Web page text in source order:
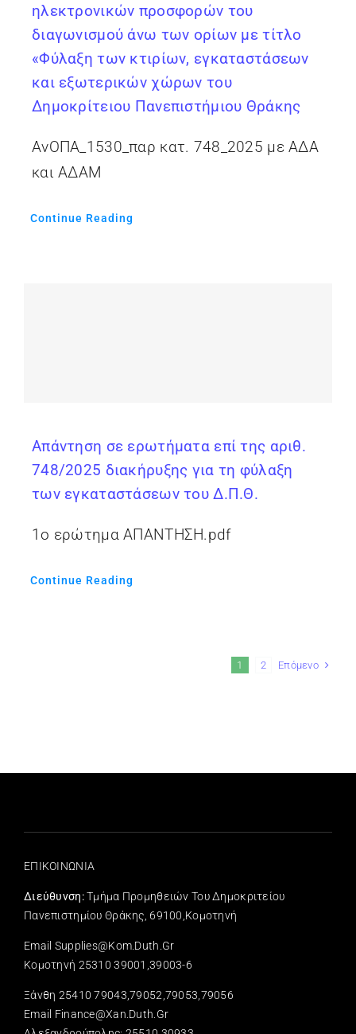
ηλεκτρονικών προσφορών του
διαγωνισμού άνω των ορίων με τίτλο
«Φύλαξη των κτιρίων, εγκαταστάσεων
και εξωτερικών χώρων του
Δημοκρίτειου Πανεπιστήμιου Θράκης
ΑνΟΠΑ_1530_παρ κατ. 748_2025 με ΑΔΑ
και ΑΔΑΜ
Continue Reading
Απάντηση σε ερωτήματα επί της αριθ.
748/2025 διακήρυξης για τη φύλαξη
των εγκαταστάσεων του Δ.Π.Θ.
1ο ερώτημα ΑΠΑΝΤΗΣΗ.pdf
Continue Reading
1 2 Επόμενο
ΕΠΙΚΟΙΝΩΝΙΑ
Διεύθυνση:Τμήμα Προμηθειών Του Δημοκριτείου
Πανεπιστημίου Θράκης, 69100,Κομοτηνή
Email Supplies@kom.duth.gr
Κομοτηνή 25310 39001,39003-6
Ξάνθη 25410 79043,79052,79053,79056
Email Finance@xan.duth.gr